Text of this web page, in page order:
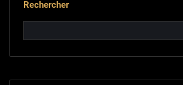
Rechercher